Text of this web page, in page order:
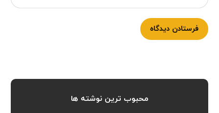
فرستادن دیدگاه
محبوب ترین نوشته ها